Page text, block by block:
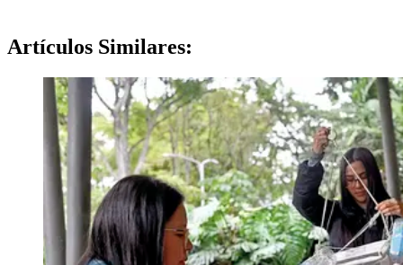
Artículos Similares: